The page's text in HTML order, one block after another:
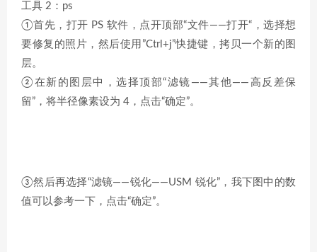
工具 2：ps
①首先，打开 PS 软件，点开顶部“文件——打开“，选择想
要修复的照片，然后使用”Ctrl+j”快捷键，拷贝一个新的图
层。
②在新的图层中，选择顶部“滤镜——其他——高反差保
留”，将半径像素设为 4，点击“确定”。
③然后再选择“滤镜——锐化——USM 锐化”，我下图中的数
值可以参考一下，点击“确定”。